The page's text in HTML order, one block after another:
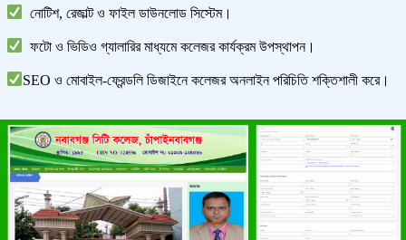
নোটিশ, রেজাল্ট ও ফাইল ডাউনলোড সিস্টেম।
ফটো ও ভিডিও গ্যালারির মাধ্যমে কলেজর কার্যক্রম উপস্থাপন।
SEO ও মোবাইল-ফ্রেন্ডলি ডিজাইনে কলেজর অনলাইন পরিচিতি শক্তিশালী করে।